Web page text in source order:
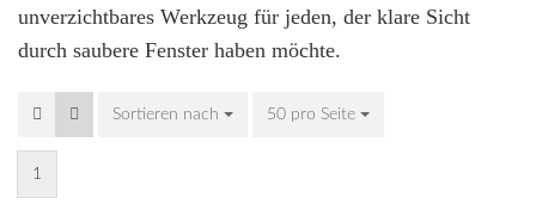
unverzichtbares Werkzeug für jeden, der klare Sicht
durch saubere Fenster haben möchte.
Sortieren nach
Sortieren nach 50 pro Seite
pro Seite
1